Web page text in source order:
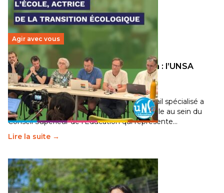
Agir avec vous
Transition écologique de l’éducation : l’UNSA
Éducation fait bouger les lignes
30 juin 2026-National
Pendant plusieurs mois, un groupe de travail spécialisé a
travaillé sur la transition écologique de l’Ecole au sein du
Conseil Supérieur de l’Éducation qui représente…
Lire la suite →